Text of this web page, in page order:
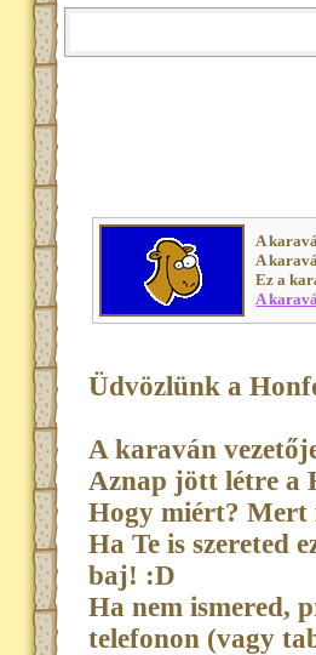
A
A
Ez a
A
Üdvözlünk a
A karaván
Aznap jött létre a
Hogy miért? Mert
Ha Te is szereted
baj! :D
Ha nem ismered,
telefonon (vagy